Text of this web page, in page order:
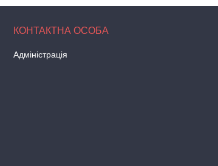
Адміністрація